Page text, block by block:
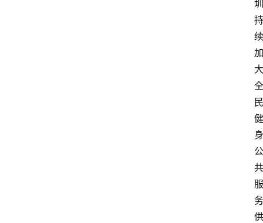
圳
持
续
加
大
全
民
健
身
公
共
服
务
供